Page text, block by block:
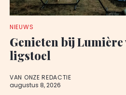
NIEUWS
Genieten bij Lumière
ligstoel
VAN ONZE REDACTIE
augustus 8, 2026